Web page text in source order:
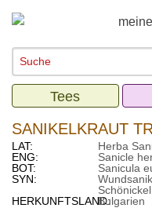
Tees
SANIKELKRAUT
LAT:
Herba
ENG:
Sanicle
BOT:
Sanicula
SYN:
HERKUNFTSLAND:Bulgarien